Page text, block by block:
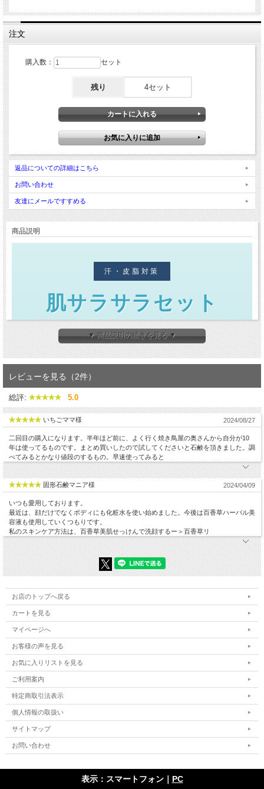
注文
購入数： セット
残り 4セット
返品についての詳細はこちら
お問い合わせ
友達にメールですすめる
商品説明
汗・皮脂対策
肌サラサラセット
― 洗うだけの、シンプル夏ケア ―
汗ばむ季節は「きちんと汚れを落とす」ことがいちばんの
近道。ロングセラー「百香草 美肌せっけん」を家族みんな
でたっぷり使える、夏の大容量セットです。
こんなお悩みありませんか？
💦汗や皮脂で顔も背中もベタつきがち
毛穴の汚れやザラつきが気になる
▼ 商品説明の続きを見る ▼
レビューを見る（2件）
総評: 5.0
いちごママ様 2024/08/27
二回目の購入になります。半年ほど前に、よく行く焼き鳥屋の奥さんから自分が10
年は使ってるものです。まとめ買いしたので試してくださいと石鹸を頂きました。調
べてみるとかなり値段のするもの。早速使ってみると
固形石鹸マニア様 2024/04/09
いつも愛用しております。
最近は、顔だけでなくボディにも化粧水を使い始めました。今後は百香草ハーバル美
容液も使用していくつもりです。
私のスキンケア方法は、百香草美肌せっけんで洗顔するー＞百香草リ
お店のトップへ戻る
カートを見る
マイページへ
お客様の声を見る
お気に入りリストを見る
ご利用案内
特定商取引法表示
個人情報の取扱い
サイトマップ
お問い合わせ
表示：スマートフォン｜ PC